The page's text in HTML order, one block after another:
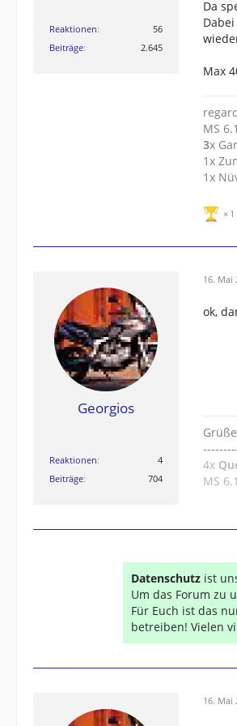
Reaktionen
56
Beiträge
2.645
Da
Max
MS
3x
1x
1x
1
Georgios
Reaktionen
4
Beiträge
704
16. Mai
ok,
4x
MS
Datenschutz ist
Um das Forum zu
Für Euch ist das
betreiben! Vielen
16. Mai